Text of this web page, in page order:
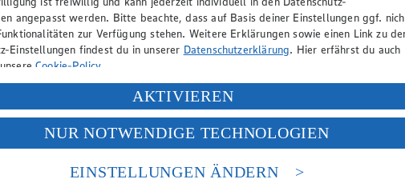
liegen in der Sicherstellung der korrekten Parkzeitabrechnung und
Qualifikationen.
und Entscheidung über Einstellung.
angepasst werden. Bitte beachte, dass auf Basis deiner Einstellungen ggf.
zur Verfügung stehen. Weitere Erklärungen sowie einen Link zu
Einstellungen findest du in unserer Datenschutzerklärung. Hier erfährst du auch
Cookie-Policy.
deiner personenbezogenen Daten in den USA durch Facebook und YouTube:
„Aktivieren“ klickst, willigst du im Sinne des Art. 49 Abs. 1 Satz 1 lit. a) DSGVO
Daten in den USA verarbeitet werden. Der EuGH sieht die USA als Land mit
europäischen Standards nicht angemessenen Datenschutzniveau an. Es besteht
Zugriffs durch US-amerikanische Behörden.
AKTIVIEREN
NUR NOTWENDIGE TECHNOLOGIEN
EINSTELLUNGEN ÄNDERN